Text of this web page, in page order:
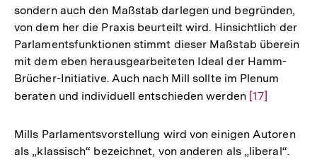
sondern auch den Maßstab darlegen und begründen,
von dem her die Praxis beurteilt wird. Hinsichtlich der
Parlamentsfunktionen stimmt dieser Maßstab überein
mit dem eben herausgearbeiteten Ideal der Hamm-
Brücher-Initiative. Auch nach Mill sollte im Plenum
beraten und individuell entschieden werden Zur
der
Fußnote
[17]
Mills Parlamentsvorstellung wird von einigen Autoren
als „klassisch“ bezeichnet, von anderen als „liberal“.